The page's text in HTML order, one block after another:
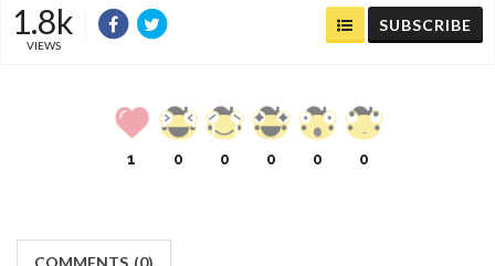
1.8k
VIEWS
SUBSCRIBE
1 0 0 0 0 0